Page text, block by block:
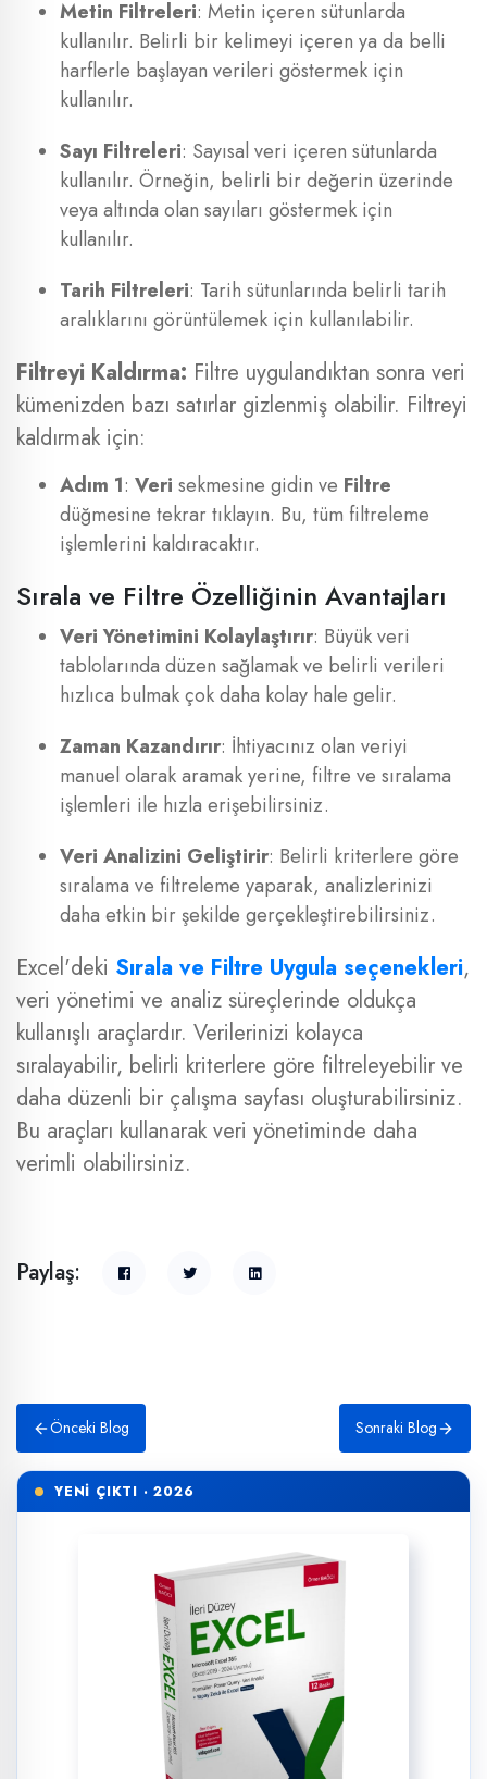
Metin Filtreleri: Metin içeren sütunlarda
kullanılır. Belirli bir kelimeyi içeren ya da belli
harflerle başlayan verileri göstermek için
kullanılır.
Sayı Filtreleri: Sayısal veri içeren sütunlarda
kullanılır. Örneğin, belirli bir değerin üzerinde
veya altında olan sayıları göstermek için
kullanılır.
Tarih Filtreleri: Tarih sütunlarında belirli tarih
aralıklarını görüntülemek için kullanılabilir.
Filtreyi Kaldırma: Filtre uygulandıktan sonra veri
kümenizden bazı satırlar gizlenmiş olabilir. Filtreyi
kaldırmak için:
Adım 1: Veri sekmesine gidin ve Filtre
düğmesine tekrar tıklayın. Bu, tüm filtreleme
işlemlerini kaldıracaktır.
Sırala ve Filtre Özelliğinin Avantajları
Veri Yönetimini Kolaylaştırır: Büyük veri
tablolarında düzen sağlamak ve belirli verileri
hızlıca bulmak çok daha kolay hale gelir.
Zaman Kazandırır: İhtiyacınız olan veriyi
manuel olarak aramak yerine, filtre ve sıralama
işlemleri ile hızla erişebilirsiniz.
Veri Analizini Geliştirir: Belirli kriterlere göre
sıralama ve filtreleme yaparak, analizlerinizi
daha etkin bir şekilde gerçekleştirebilirsiniz.
Excel'deki Sırala ve Filtre Uygula seçenekleri,
veri yönetimi ve analiz süreçlerinde oldukça
kullanışlı araçlardır. Verilerinizi kolayca
sıralayabilir, belirli kriterlere göre filtreleyebilir ve
daha düzenli bir çalışma sayfası oluşturabilirsiniz.
Bu araçları kullanarak veri yönetiminde daha
verimli olabilirsiniz.
Paylaş:
Önceki Blog Sonraki Blog
YENİ ÇIKTI · 2026